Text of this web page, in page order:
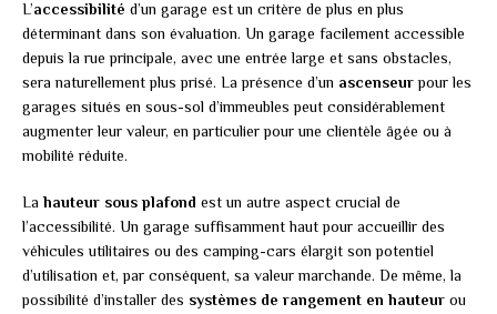
L’accessibilité d’un garage est un critère de plus en plus
déterminant dans son évaluation. Un garage facilement accessible
depuis la rue principale, avec une entrée large et sans obstacles,
sera naturellement plus prisé. La présence d’un ascenseurpour les
garages situés en sous-sol d’immeubles peut considérablement
augmenter leur valeur, en particulier pour une clientèle âgée ou à
mobilité réduite.
Lahauteur sous plafond est un autre aspect crucial de
l’accessibilité. Un garage suffisamment haut pour accueillir des
véhicules utilitaires ou des camping-cars élargit son potentiel
d’utilisation et, par conséquent, sa valeur marchande. De même, la
possibilité d’installer des systèmes de rangement en hauteur ou